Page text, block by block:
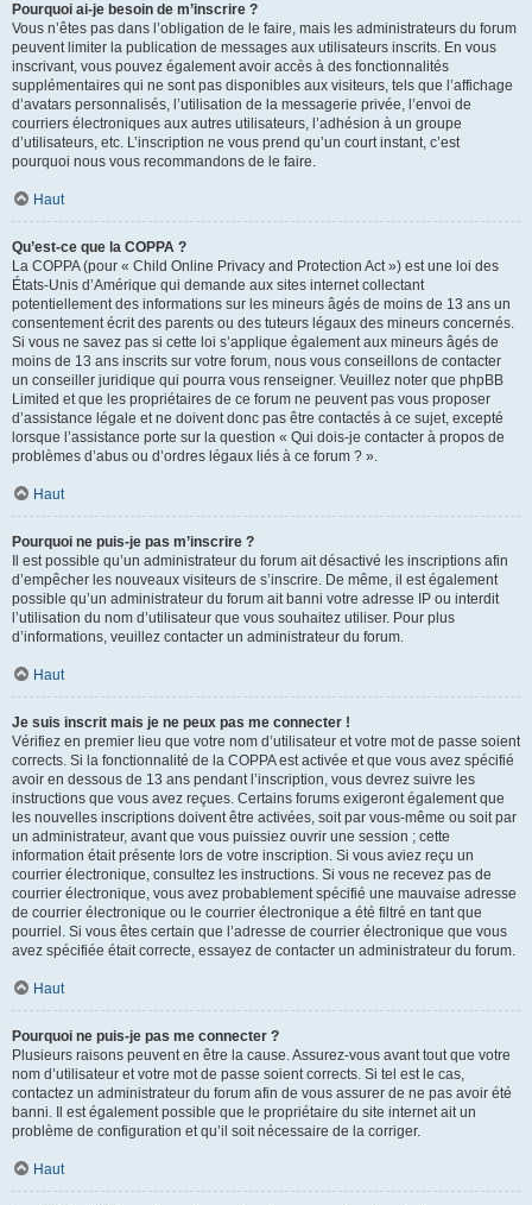
Pourquoi ai-je besoin de m’inscrire ?
Vous n’êtes pas dans l’obligation de le faire, mais les administrateurs du forum
peuvent limiter la publication de messages aux utilisateurs inscrits. En vous
inscrivant, vous pouvez également avoir accès à des fonctionnalités
supplémentaires qui ne sont pas disponibles aux visiteurs, tels que l’affichage
d’avatars personnalisés, l’utilisation de la messagerie privée, l’envoi de
courriers électroniques aux autres utilisateurs, l’adhésion à un groupe
d’utilisateurs, etc. L’inscription ne vous prend qu’un court instant, c’est
pourquoi nous vous recommandons de le faire.
Haut
Qu’est-ce que la COPPA ?
La COPPA (pour « Child Online Privacy and Protection Act ») est une loi des
États-Unis d’Amérique qui demande aux sites internet collectant
potentiellement des informations sur les mineurs âgés de moins de 13 ans un
consentement écrit des parents ou des tuteurs légaux des mineurs concernés.
Si vous ne savez pas si cette loi s’applique également aux mineurs âgés de
moins de 13 ans inscrits sur votre forum, nous vous conseillons de contacter
un conseiller juridique qui pourra vous renseigner. Veuillez noter que phpBB
Limited et que les propriétaires de ce forum ne peuvent pas vous proposer
d’assistance légale et ne doivent donc pas être contactés à ce sujet, excepté
lorsque l’assistance porte sur la question « Qui dois-je contacter à propos de
problèmes d’abus ou d’ordres légaux liés à ce forum ? ».
Haut
Pourquoi ne puis-je pas m’inscrire ?
Il est possible qu’un administrateur du forum ait désactivé les inscriptions afin
d’empêcher les nouveaux visiteurs de s’inscrire. De même, il est également
possible qu’un administrateur du forum ait banni votre adresse IP ou interdit
l’utilisation du nom d’utilisateur que vous souhaitez utiliser. Pour plus
d’informations, veuillez contacter un administrateur du forum.
Haut
Je suis inscrit mais je ne peux pas me connecter !
Vérifiez en premier lieu que votre nom d’utilisateur et votre mot de passe soient
corrects. Si la fonctionnalité de la COPPA est activée et que vous avez spécifié
avoir en dessous de 13 ans pendant l’inscription, vous devrez suivre les
instructions que vous avez reçues. Certains forums exigeront également que
les nouvelles inscriptions doivent être activées, soit par vous-même ou soit par
un administrateur, avant que vous puissiez ouvrir une session ; cette
information était présente lors de votre inscription. Si vous aviez reçu un
courrier électronique, consultez les instructions. Si vous ne recevez pas de
courrier électronique, vous avez probablement spécifié une mauvaise adresse
de courrier électronique ou le courrier électronique a été filtré en tant que
pourriel. Si vous êtes certain que l’adresse de courrier électronique que vous
avez spécifiée était correcte, essayez de contacter un administrateur du forum.
Haut
Pourquoi ne puis-je pas me connecter ?
Plusieurs raisons peuvent en être la cause. Assurez-vous avant tout que votre
nom d’utilisateur et votre mot de passe soient corrects. Si tel est le cas,
contactez un administrateur du forum afin de vous assurer de ne pas avoir été
banni. Il est également possible que le propriétaire du site internet ait un
problème de configuration et qu’il soit nécessaire de la corriger.
Haut